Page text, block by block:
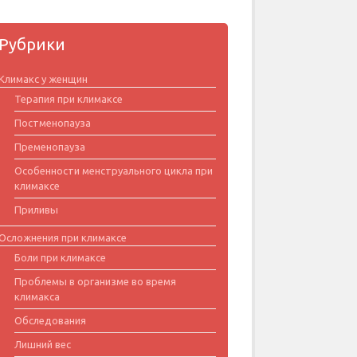
у женщин
Терапия при климаксе
Постменопауза
Пременопауза
Особенности менструального цикла при
климаксе
Приливы
при климаксе
Боли при климаксе
Проблемы в организме во время
климакса
Обследования
Лишний вес